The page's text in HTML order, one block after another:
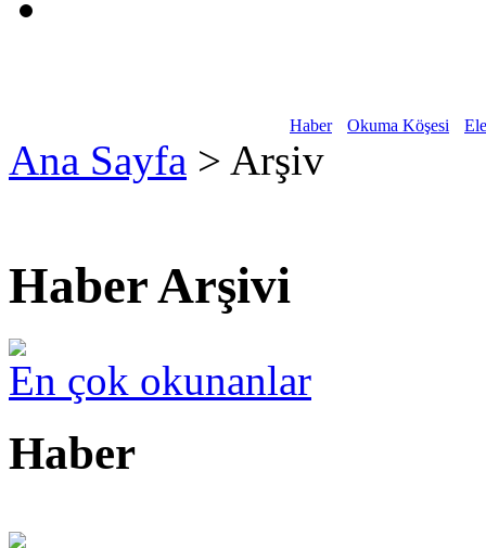
Haber Okuma Köşesi
Ana Sayfa > Arşiv
Haber Arşivi
En çok okunanlar
Haber